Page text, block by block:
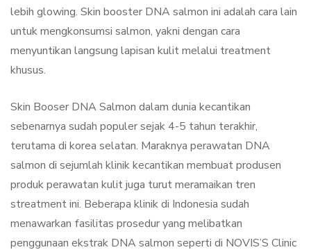
lebih glowing. Skin booster DNA salmon ini adalah cara lain
untuk mengkonsumsi salmon, yakni dengan cara
menyuntikan langsung lapisan kulit melalui treatment
khusus.
Skin Booser DNA Salmon dalam dunia kecantikan
sebenarnya sudah populer sejak 4-5 tahun terakhir,
terutama di korea selatan. Maraknya perawatan DNA
salmon di sejumlah klinik kecantikan membuat produsen
produk perawatan kulit juga turut meramaikan tren
streatment ini. Beberapa klinik di Indonesia sudah
menawarkan fasilitas prosedur yang melibatkan
penggunaan ekstrak DNA salmon seperti di NOVIS’S Clinic